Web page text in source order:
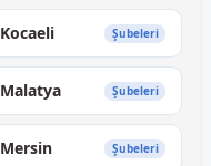
Kocaeli Şubeleri
Malatya Şubeleri
Mersin Şubeleri